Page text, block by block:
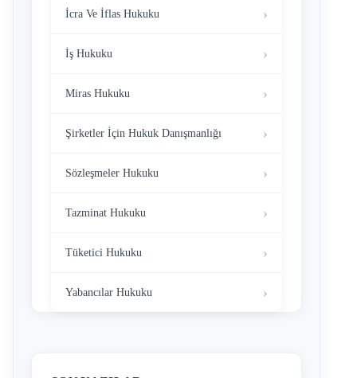
İcra Ve İflas Hukuku
İş Hukuku
Miras Hukuku
Şirketler İçin Hukuk Danışmanlığı
Sözleşmeler Hukuku
Tazminat Hukuku
Tüketici Hukuku
Yabancılar Hukuku